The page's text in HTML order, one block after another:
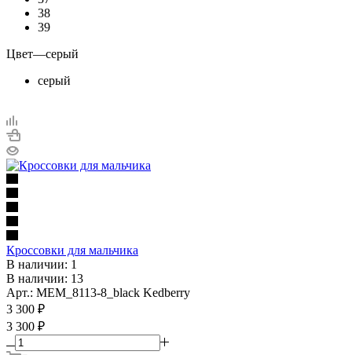
38
39
Цвет—серый
серый
Кроссовки для мальчика
В наличии: 1
В наличии: 13
Арт.: MEM_8113-8_black Kedberry
3 300 ₽
3 300 ₽